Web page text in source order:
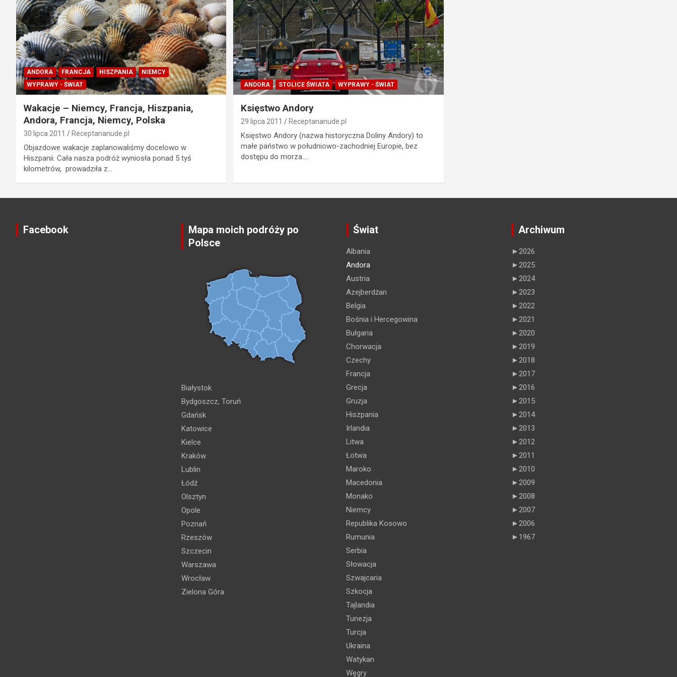
ANDORA FRANCJA HISZPANIA
NIEMCY
WYPRAWY - ŚWIAT
Wakacje – Niemcy, Francja, Hiszpania,
Andora, Francja, Niemcy, Polska
30 lipca 2011 Receptananude.pl
Objazdowe wakacje zaplanowaliśmy docelowo w
Hiszpanii. Cała nasza podróż wyniosła ponad 5 tyś
kilometrów, prowadziła z…
ANDORA STOLICE ŚWIATA WYPRAWY - ŚWIAT
Księstwo Andory
29 lipca 2011 Receptananude.pl
Księstwo Andory (nazwa historyczna Doliny Andory) to
małe państwo w południowo-zachodniej Europie, bez
dostępu do morza.…
Facebook
Mapa moich podróży po
Polsce
Białystok
Bydgoszcz, Toruń
Gdańsk
Katowice
Kielce
Kraków
Lublin
Łódź
Olsztyn
Opole
Poznań
Rzeszów
Szczecin
Warszawa
Wrocław
Zielona Góra
Świat
Albania
Andora
Austria
Azejberdżan
Belgia
Bośnia i Hercegowina
Bułgaria
Chorwacja
Czechy
Francja
Grecja
Gruzja
Hiszpania
Irlandia
Litwa
Łotwa
Maroko
Macedonia
Monako
Niemcy
Republika Kosowo
Rumunia
Serbia
Słowacja
Szwajcaria
Szkocja
Tajlandia
Tunezja
Turcja
Ukraina
Watykan
Węgry
Archiwum
►2026
►2025
►2024
►2023
►2022
►2021
►2020
►2019
►2018
►2017
►2016
►2015
►2014
►2013
►2012
►2011
►2010
►2009
►2008
►2007
►2006
► 1967